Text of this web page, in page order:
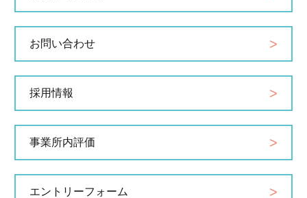
お問い合わせ
採用情報
事業所内評価
エントリーフォーム